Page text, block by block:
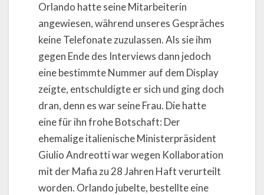
Orlando hatte seine Mitarbeiterin
angewiesen, während unseres Gespräches
keine Telefonate zuzulassen. Als sie ihm
gegen Ende des Interviews dann jedoch
eine bestimmte Nummer auf dem Display
zeigte, entschuldigte er sich und ging doch
dran, denn es war seine Frau. Die hatte
eine für ihn frohe Botschaft: Der
ehemalige italienische Ministerpräsident
Giulio Andreotti war wegen Kollaboration
mit der Mafia zu 28 Jahren Haft verurteilt
worden. Orlando jubelte, bestellte eine